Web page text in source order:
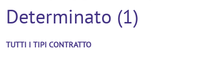
Determinato (1)
TUTTI I TIPI CONTRATTO